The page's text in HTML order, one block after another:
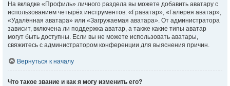
На вкладке «Профиль» личного раздела вы можете добавить аватару с
использованием четырёх инструментов: «Граватар», «Галерея аватар»,
«Удалённая аватара» или «Загружаемая аватара». От администратора
зависит, включена ли поддержка аватар, а также какие типы аватар
могут быть доступны. Если вы не можете использовать аватары,
свяжитесь с администратором конференции для выяснения причин.
Вернуться к началу
Что такое звание и как я могу изменить его?